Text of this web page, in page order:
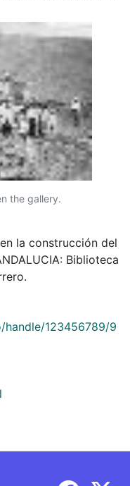
the gallery.
la construcción del
Biblioteca
handle/123456789/9